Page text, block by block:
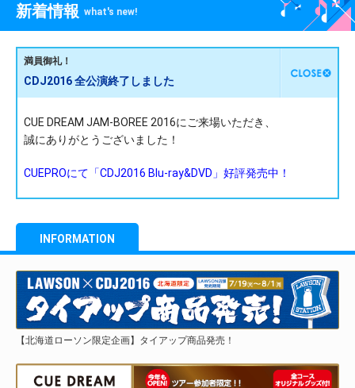
新着情報 what's new!
満員御礼！
CDJ2016 全公演終了しました
CUE DREAM JAM-BOREE 2016にご来場いただき、
誠にありがとうございました！
CUEPROにて「CDJ2016 Blu-ray&DVD」好評発売中！
INFORMATION
【北海道ローソン限定企画】タイアップ商品発売！